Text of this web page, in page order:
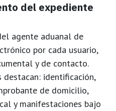
del expediente
agente aduanal de
por cada usuario,
y de contacto.
identificación,
de domicilio,
y manifestaciones bajo